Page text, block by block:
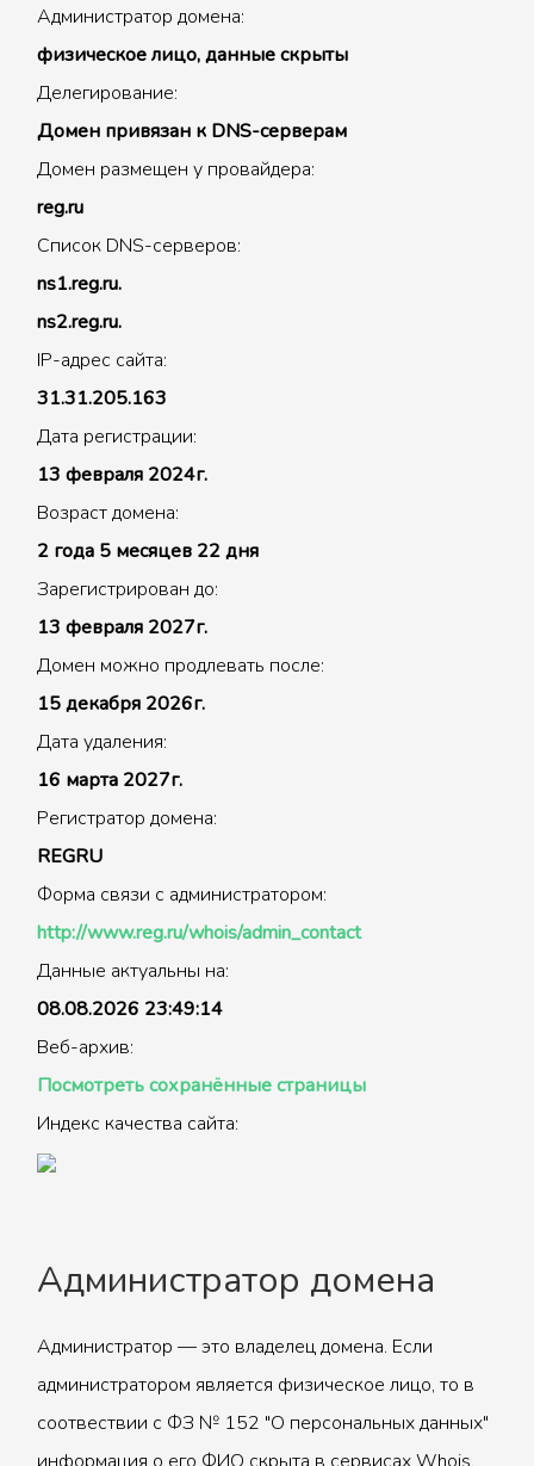
Администратор домена:
физическое лицо, данные скрыты
Делегирование:
Домен привязан к DNS-серверам
Домен размещен у провайдера:
reg.ru
Список DNS-серверов:
ns1.reg.ru.
ns2.reg.ru.
IP-адрес сайта:
31.31.205.163
Дата регистрации:
13 февраля 2024г.
Возраст домена:
2 года 5 месяцев 22 дня
Зарегистрирован до:
13 февраля 2027г.
Домен можно продлевать после:
15 декабря 2026г.
Дата удаления:
16 марта 2027г.
Регистратор домена:
REGRU
Форма связи с администратором:
http://www.reg.ru/whois/admin_contact
Данные актуальны на:
08.08.2026 23:49:14
Веб-архив:
Посмотреть сохранённые страницы
Индекс качества сайта:
Администратор домена
Администратор — это владелец домена. Если
администратором является физическое лицо, то в
соотвествии с ФЗ № 152 "О персональных данных"